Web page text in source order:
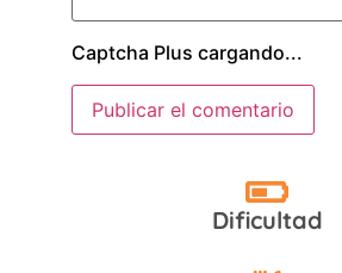
Captcha Plus cargando...
Dificultad